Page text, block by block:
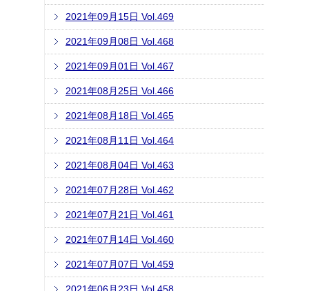
2021年09月15日 Vol.469
2021年09月08日 Vol.468
2021年09月01日 Vol.467
2021年08月25日 Vol.466
2021年08月18日 Vol.465
2021年08月11日 Vol.464
2021年08月04日 Vol.463
2021年07月28日 Vol.462
2021年07月21日 Vol.461
2021年07月14日 Vol.460
2021年07月07日 Vol.459